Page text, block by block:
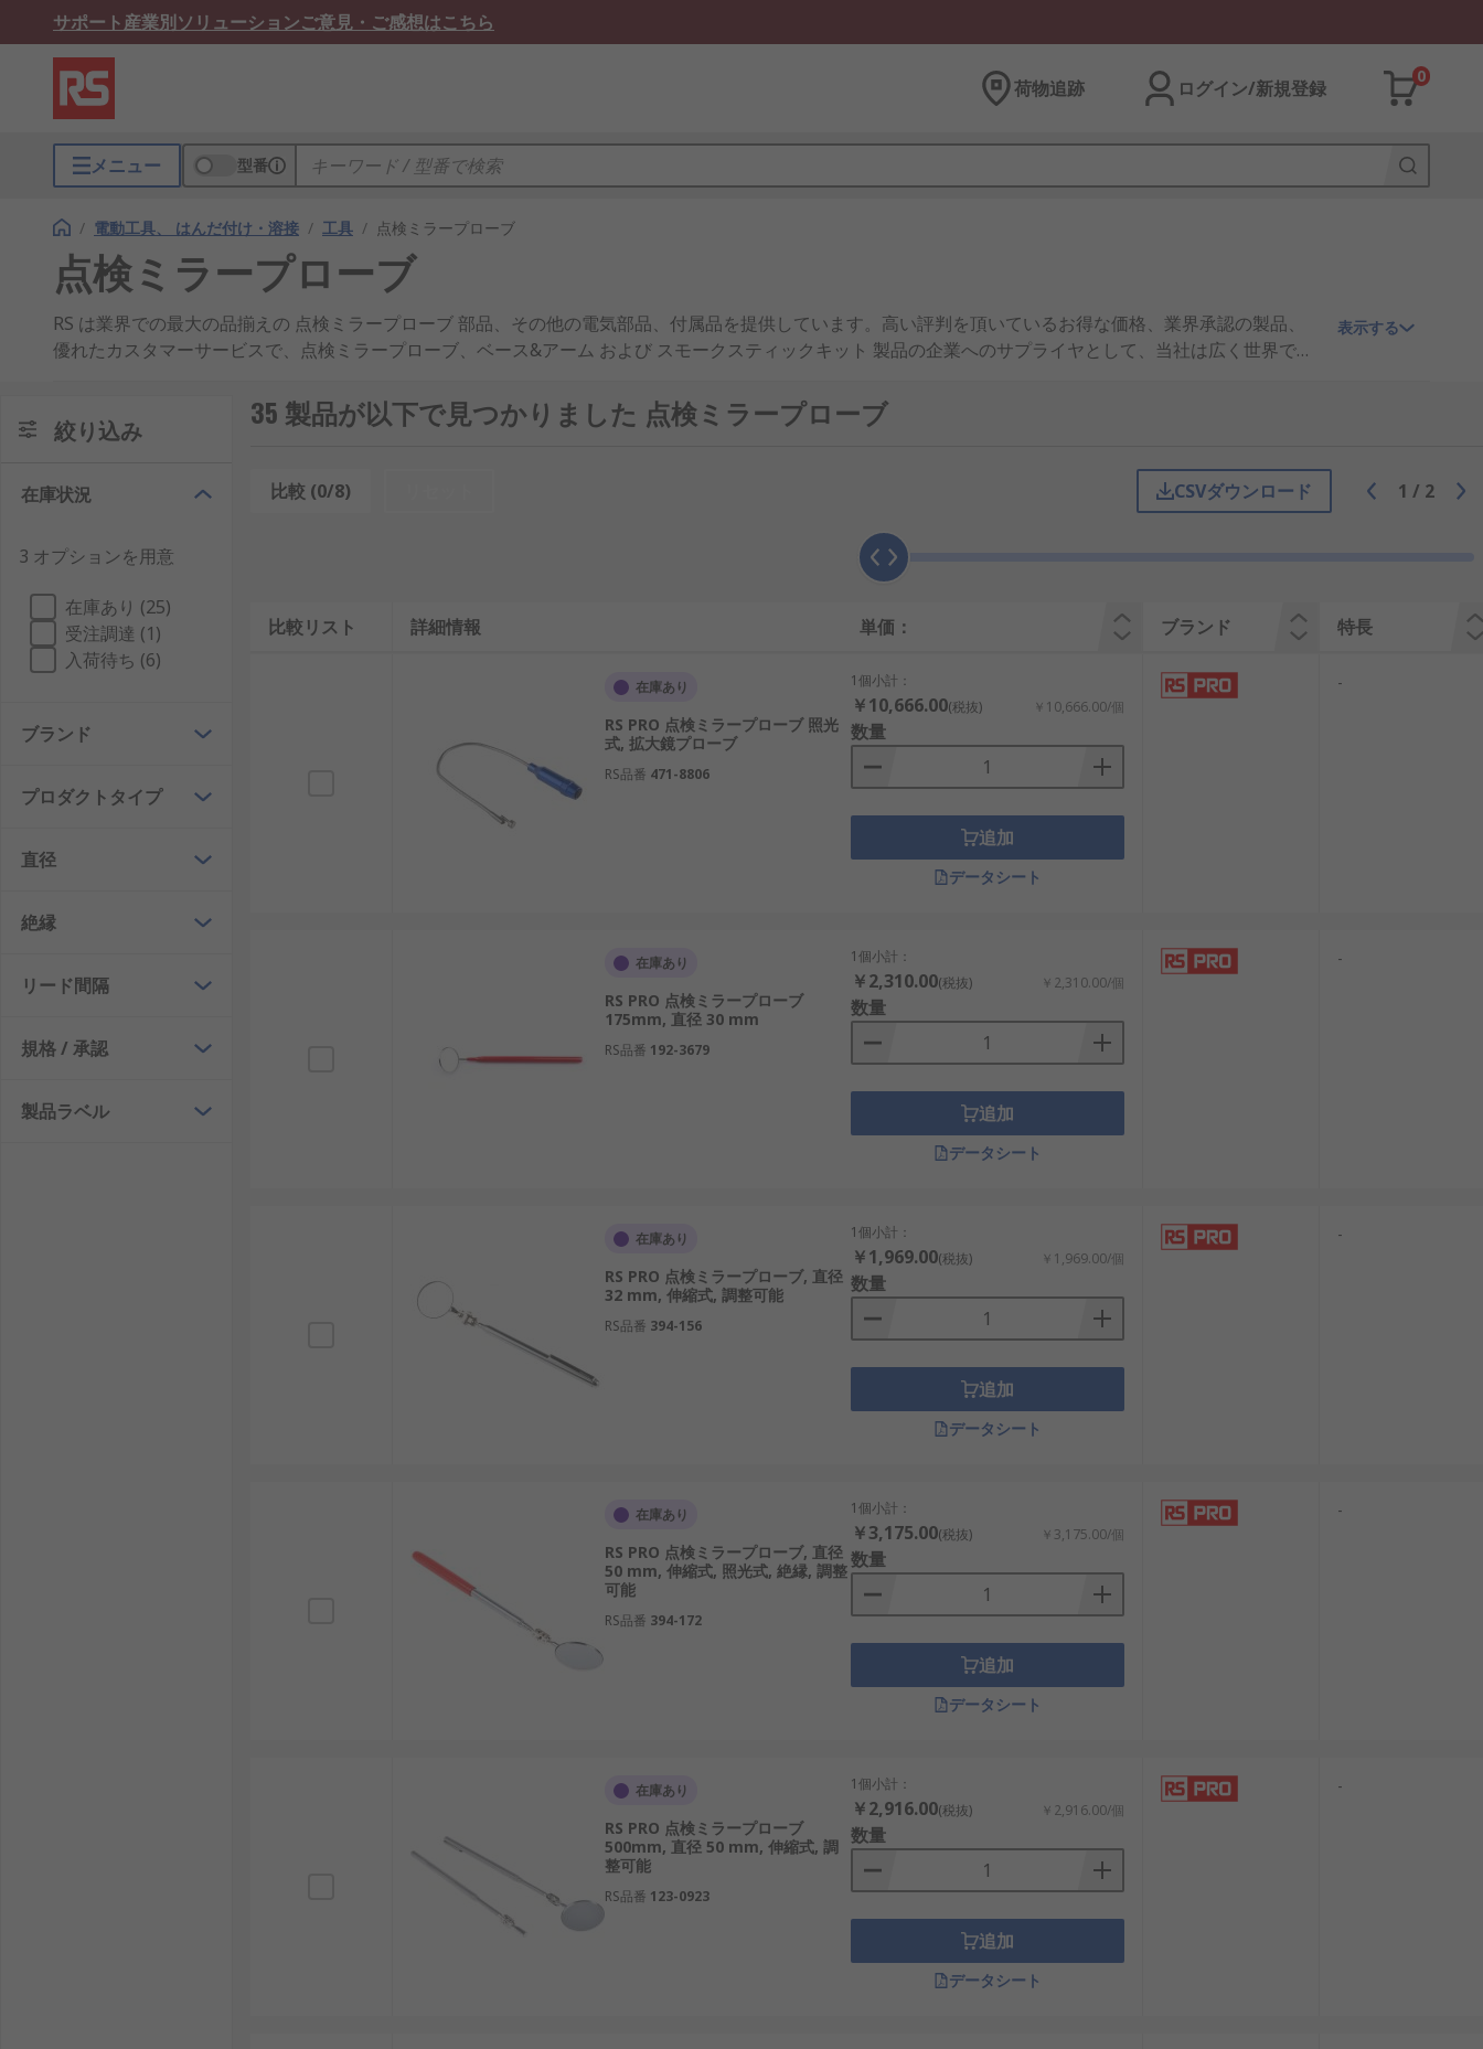
サポート産業別ソリューションご意見・ご感想はこちら
荷物追跡 ログイン/新規登録
0
メニュー 型番
/ 電動工具、 はんだ付け・溶接 / 工具 / 点検ミラープローブ
点検ミラープローブ
RS は業界での最大の品揃えの 点検ミラープローブ 部品、その他の電気部品、付属品を提供しています。高い評判を頂いているお得な価格、業界承認の製品、
優れたカスタマーサービスで、点検ミラープローブ、ベース&アーム および スモークスティックキット 製品の企業へのサプライヤとして、当社は広く世界で知
品、スペア部品、 付属品で、即日出荷の145,000以上の製品を簡単に追跡、 100,000以上の製品にオンラインでアクセス可能です。当社でオンライン購入される
と、ウェブサイトはステップごとに支援しガイドするようデザインされていることがお分かりになるでしょう。 当社とお取引のあるお客様には、点検ミラープ
入前に100パーセント安心して頂けるようにしております3万円以上大量に購入される場合、お客様の予算に合わせた価格を柔軟に設定させて頂きます。 RS
は、多様な点検ミラープローブ の電子・工業製品の IT、テスト、安全機器 において、より幅広い選択肢をご用意しています
表示する
絞り込み
在庫状況
3 オプションを用意
在庫あり (25)
受注調達 (1)
入荷待ち (6)
ブランド
プロダクトタイプ
直径
絶縁
リード間隔
規格 / 承認
製品ラベル
35 製品が以下で見つかりました 点検ミラープローブ
比較 (0/8) CSVダウンロード 1 / 2
比較リスト 詳細情報 単価： ブランド 特長
在庫あり
RS PRO 点検ミラープローブ 照光
式, 拡大鏡プローブ
RS品番 471-8806
1個小計：
￥10,666.00(税抜) ￥10,666.00/個
数量
追加
データシート
-
在庫あり
RS PRO 点検ミラープローブ
175mm, 直径 30 mm
RS品番 192-3679
1個小計：
￥2,310.00(税抜) ￥2,310.00/個
数量
追加
データシート
-
在庫あり
RS PRO 点検ミラープローブ, 直径
32 mm, 伸縮式, 調整可能
RS品番 394-156
1個小計：
￥1,969.00(税抜) ￥1,969.00/個
数量
追加
データシート
-
在庫あり
RS PRO 点検ミラープローブ, 直径
50 mm, 伸縮式, 照光式, 絶縁, 調整
可能
RS品番 394-172
1個小計：
￥3,175.00(税抜) ￥3,175.00/個
数量
追加
データシート
-
在庫あり
RS PRO 点検ミラープローブ
500mm, 直径 50 mm, 伸縮式, 調
整可能
RS品番 123-0923
1個小計：
￥2,916.00(税抜) ￥2,916.00/個
数量
追加
データシート
-